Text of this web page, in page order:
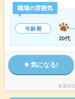
職場の雰囲気
年齢層
20代
気になる!
派遣会社